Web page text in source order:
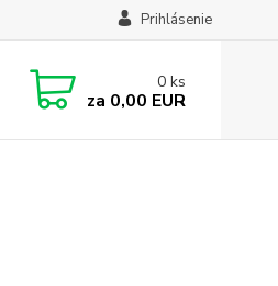
Prihlásenie
0 ks
za 0,00 EUR